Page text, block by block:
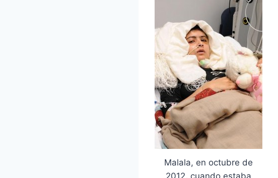
Malala, en octubre de
2012, cuando estaba